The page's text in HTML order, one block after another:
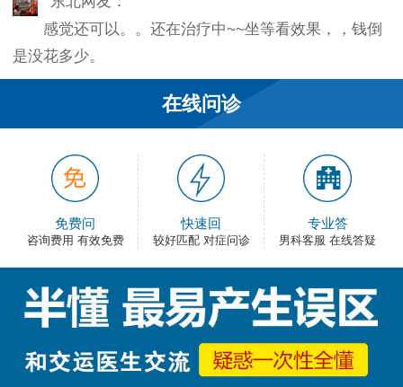
感觉还可以。。还在治疗中~~坐等看效果，，钱倒
是没花多少。
老医生就是好，不像某些医院的医生，脾气大死
和平网友：
护士都很不错，服务好热情，看病很舒心。
手术费用还能接受，早上去的，下午就正常上班
了，出血不多，还不错。
大叔：
在线问诊
免费问
咨询费用 有效免费
快速回
较好匹配 对症问诊
专业答
男科客服 在线答疑